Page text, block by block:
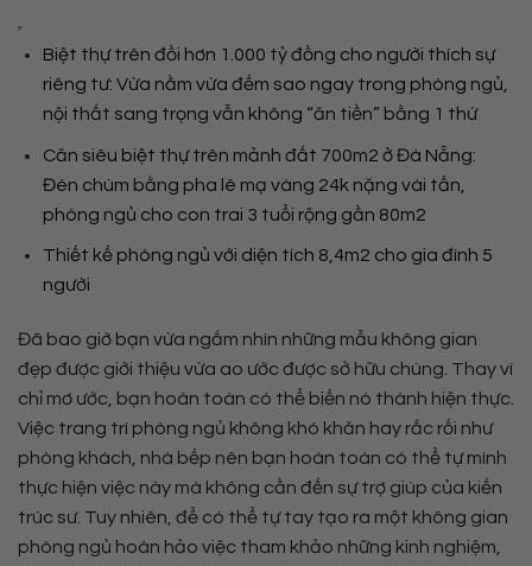
Biệt thự trên đồi hơn 1.000 tỷ đồng cho người thích sự
riêng tư: Vừa nằm vừa đếm sao ngay trong phòng ngủ,
nội thất sang trọng vẫn không “ăn tiền” bằng 1 thứ
Căn siêu biệt thự trên mảnh đất 700m2 ở Đà Nẵng:
Đèn chùm bằng pha lê mạ vàng 24k nặng vài tấn,
phòng ngủ cho con trai 3 tuổi rộng gần 80m2
Thiết kế phòng ngủ với diện tích 8,4m2 cho gia đình 5
người
Đã bao giờ bạn vừa ngắm nhìn những mẫu không gian
đẹp được giới thiệu vừa ao ước được sở hữu chúng. Thay vì
chỉ mơ ước, bạn hoàn toàn có thể biến nó thành hiện thực.
Việc trang trí phòng ngủ không khó khăn hay rắc rối như
phòng khách, nhà bếp nên bạn hoàn toàn có thể tự mình
thực hiện việc này mà không cần đến sự trợ giúp của kiến
trúc sư. Tuy nhiên, để có thể tự tay tạo ra một không gian
phòng ngủ hoàn hảo việc tham khảo những kinh nghiệm,